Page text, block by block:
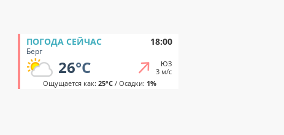
ПОГОДА СЕЙЧАС 18:00
Берг
26°C
ЮЗ
3 м/с
Ощущается как: 25°C/ Осадки: 1%